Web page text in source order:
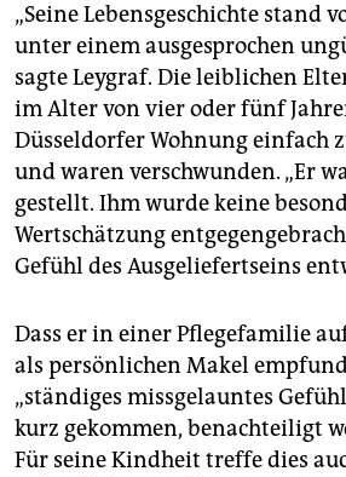
„Seine Lebensgeschichte stand
unter einem ausgesprochen
sagte Leygraf. Die leiblichen
im Alter von vier oder fünf
Düsseldorfer Wohnung einfach
und waren verschwunden. „Er
gestellt. Ihm wurde keine
Wertschätzung
Gefühl des Ausgeliefertseins
Dass er in einer Pflegefamilie
als persönlichen Makel
„ständiges missgelauntes
kurz gekommen, benachteiligt
Für seine Kindheit treffe dies